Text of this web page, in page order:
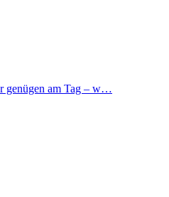
genügen am Tag – w…